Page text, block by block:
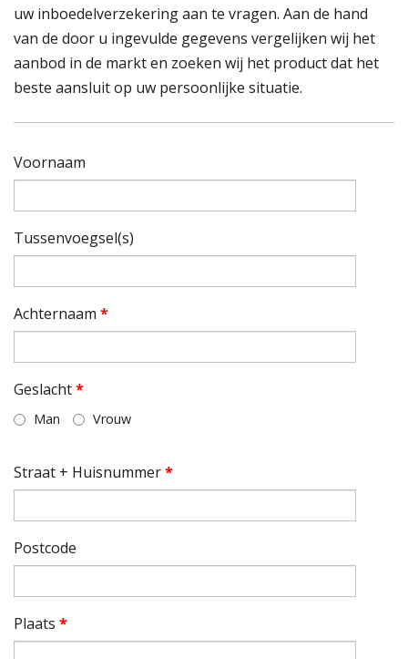
uw inboedelverzekering aan te vragen. Aan de hand
van de door u ingevulde gegevens vergelijken wij het
aanbod in de markt en zoeken wij het product dat het
beste aansluit op uw persoonlijke situatie.
Voornaam
Tussenvoegsel(s)
Achternaam *
Geslacht*
Man Vrouw
Straat + Huisnummer*
Postcode
Plaats *